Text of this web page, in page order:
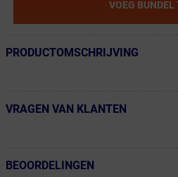
VOEG BUNDEL
← Terug naar productnavigatie
PRODUCTOMSCHRIJVING
← Terug naar productnavigatie
VRAGEN VAN KLANTEN
← Terug naar productnavigatie
BEOORDELINGEN